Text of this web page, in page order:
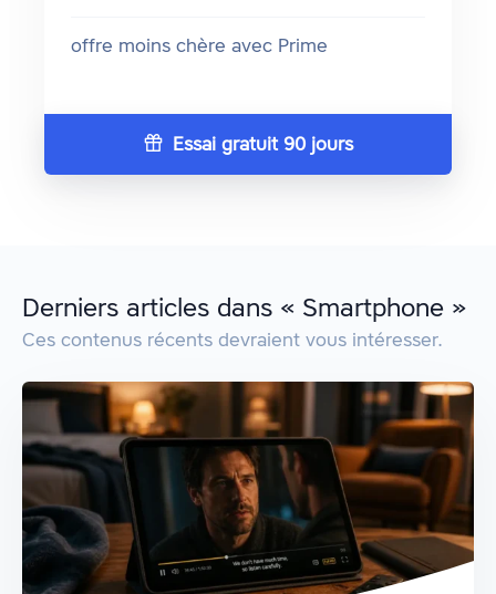
offre moins chère avec Prime
Essai gratuit 90 jours
Derniers articles dans « Smartphone »
Ces contenus récents devraient vous intéresser.